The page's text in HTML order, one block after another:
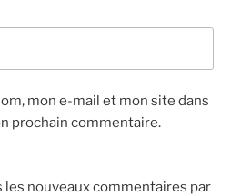
mon e-mail et mon site dans
prochain commentaire.
les nouveaux commentaires par